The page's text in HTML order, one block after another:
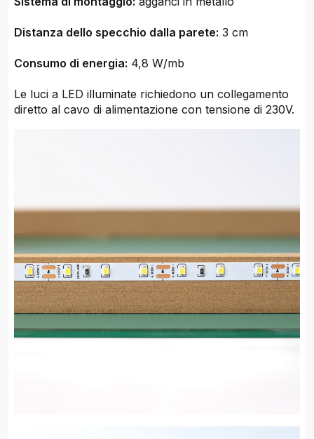
Distanza dello specchio dalla parete: 3 cm
Consumo di energia: 4,8 W/mb
Le luci a LED illuminate richiedono un collegamento
diretto al cavo di alimentazione con tensione di 230V.